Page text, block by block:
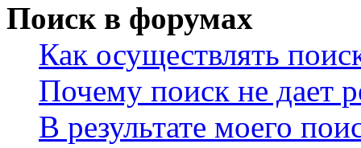
Поиск в форумах
Как осуществлять
Почему поиск не дает
В результате моего